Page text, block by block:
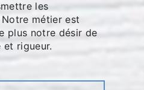
les
Notre métier est
plus notre désir de
rigueur.